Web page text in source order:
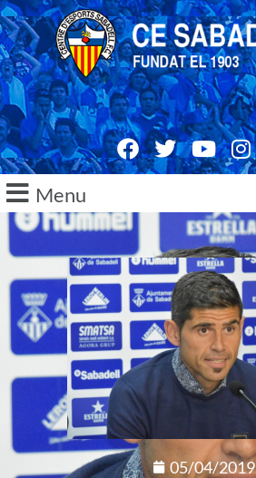
Menu
05/04/2019